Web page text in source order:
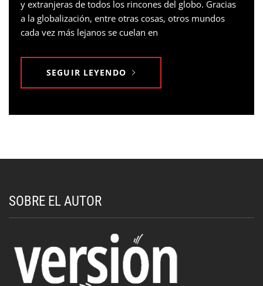
y extranjeras de todos los rincones del globo. Gracias
a la globalización, entre otras cosas, otros mundos
cada vez más lejanos se cuelan en
SEGUIR LEYENDO
SOBRE EL AUTOR